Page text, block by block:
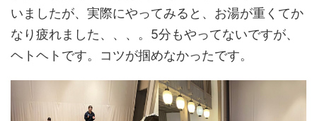
いましたが、実際にやってみると、お湯が重くてか
なり疲れました、、、。5分もやってないですが、
ヘトヘトです。コツが掴めなかったです。